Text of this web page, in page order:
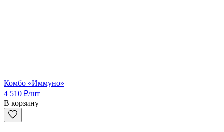
Комбо «Иммуно»
4 510 ₽/шт
В корзину